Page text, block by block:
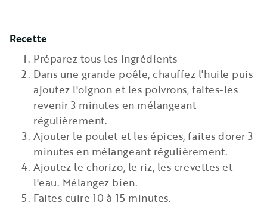
Recette
Préparez tous les ingrédients
Dans une grande poêle, chauffez l'huile puis
ajoutez l'oignon et les poivrons, faites-les
revenir 3 minutes en mélangeant
régulièrement.
Ajouter le poulet et les épices, faites dorer 3
minutes en mélangeant régulièrement.
Ajoutez le chorizo, le riz, les crevettes et
l'eau. Mélangez bien.
Faites cuire 10 à 15 minutes.